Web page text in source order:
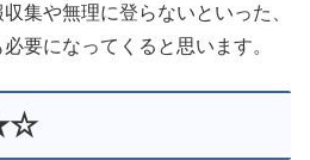
集や無理に登らないといった、
要になってくると思います。